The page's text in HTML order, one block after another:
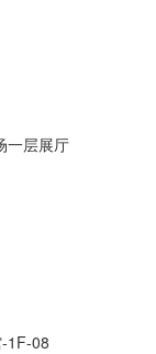
一层展厅
1F-08